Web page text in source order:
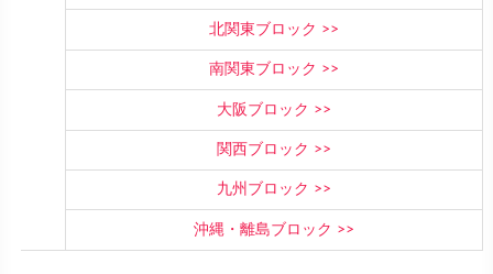
北関東ブロック
南関東ブロック
大阪ブロック
関西ブロック
九州ブロック
沖縄・離島ブロック